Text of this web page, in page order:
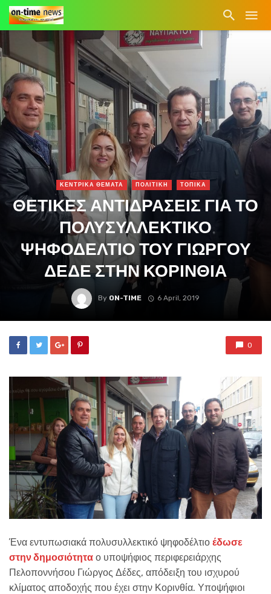
ΚΕΝΤΡΙΚΑ ΘΕΜΑΤΑ ΠΟΛΙΤΙΚΗ ΤΟΠΙΚΑ
ΘΕΤΙΚΕΣ ΑΝΤΙΔΡΑΣΕΙΣ ΓΙΑ ΤΟ
ΠΟΛΥΣΥΛΛΕΚΤΙΚΟ
ΨΗΦΟΔΕΛΤΙΟ ΤΟΥ ΓΙΩΡΓΟΥ
ΔΕΔΕ ΣΤΗΝ ΚΟΡΙΝΘΙΑ
By ON-TIME 6 April, 2019
0
Ένα εντυπωσιακά πολυσυλλεκτικό ψηφοδέλτιο έδωσε
στην δημοσιότητα ο υποψήφιος περιφερειάρχης
Πελοποννήσου Γιώργος Δέδες, απόδειξη του ισχυρού
κλίματος αποδοχής που έχει στην Κορινθία. Υποψήφιοι